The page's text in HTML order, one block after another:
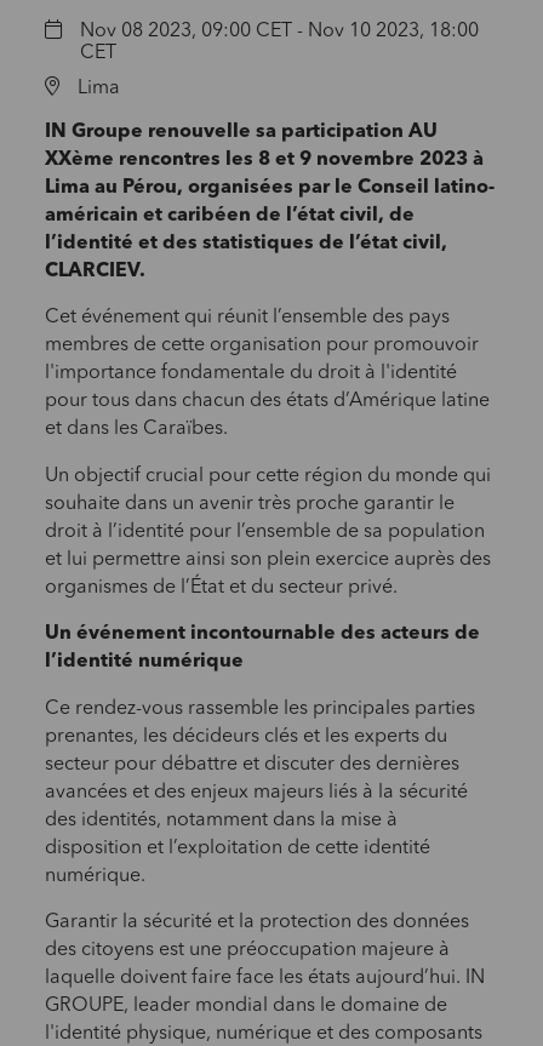
Nov 08 2023, 09:00 CET - Nov 10 2023, 18:00
CET
Lima
IN Groupe renouvelle sa participation AU
XXème rencontres les 8 et 9 novembre 2023 à
Lima au Pérou, organisées par le Conseil latino-
américain et caribéen de l’état civil, de
l’identité et des statistiques de l’état civil,
CLARCIEV.
Cet événement qui réunit l’ensemble des pays
membres de cette organisation pour promouvoir
l'importance fondamentale du droit à l'identité
pour tous dans chacun des états d’Amérique latine
et dans les Caraïbes.
Un objectif crucial pour cette région du monde qui
souhaite dans un avenir très proche garantir le
droit à l’identité pour l’ensemble de sa population
et lui permettre ainsi son plein exercice auprès des
organismes de l’État et du secteur privé.
Un événement incontournable des acteurs de
l’identité numérique
Ce rendez-vous rassemble les principales parties
prenantes, les décideurs clés et les experts du
secteur pour débattre et discuter des dernières
avancées et des enjeux majeurs liés à la sécurité
des identités, notamment dans la mise à
disposition et l’exploitation de cette identité
numérique.
Garantir la sécurité et la protection des données
des citoyens est une préoccupation majeure à
laquelle doivent faire face les états aujourd’hui. IN
GROUPE, leader mondial dans le domaine de
l'identité physique, numérique et des composants